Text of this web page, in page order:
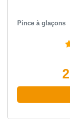
Pince à glaçons